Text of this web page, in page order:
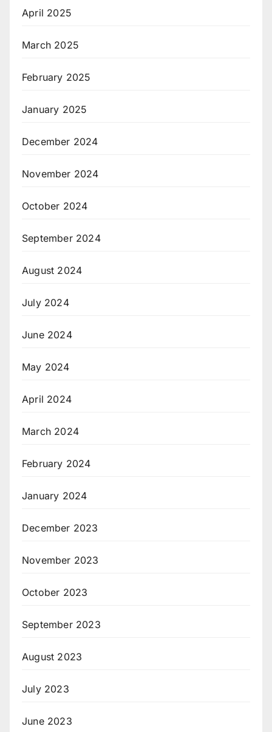
April 2025
March 2025
February 2025
January 2025
December 2024
November 2024
October 2024
September 2024
August 2024
July 2024
June 2024
May 2024
April 2024
March 2024
February 2024
January 2024
December 2023
November 2023
October 2023
September 2023
August 2023
July 2023
June 2023